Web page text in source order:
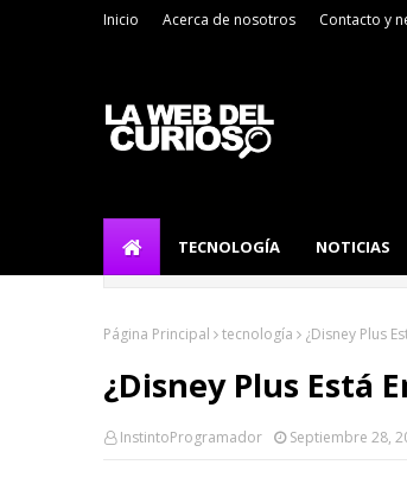
Inicio Acerca de nosotros Contacto y
TECNOLOGÍA NOTICIAS
Página Principal tecnología ¿Disney Plus
¿Disney Plus Está
InstintoProgramador Septiembre 28,